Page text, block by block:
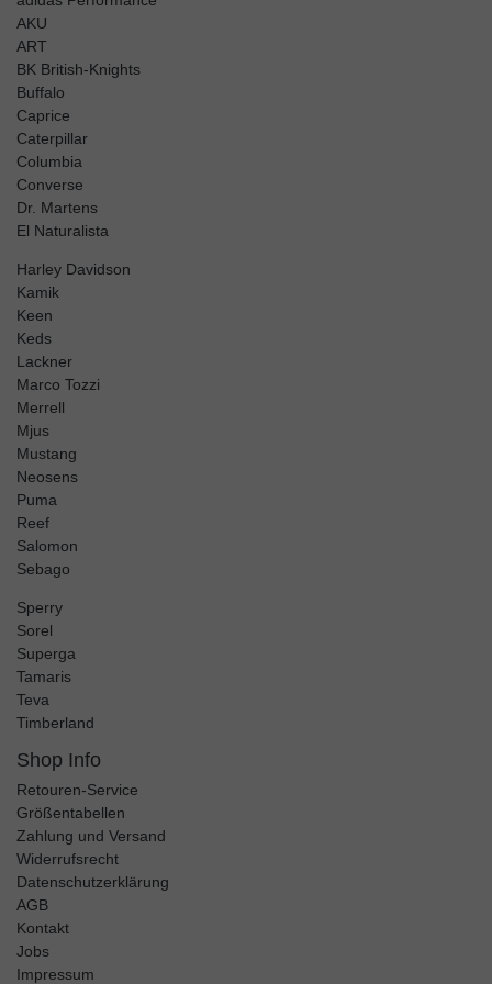
AKU
ART
BK British-Knights
Buffalo
Caprice
Caterpillar
Columbia
Converse
Dr. Martens
El Naturalista
Harley Davidson
Kamik
Keen
Keds
Lackner
Marco Tozzi
Merrell
Mjus
Mustang
Neosens
Puma
Reef
Salomon
Sebago
Sperry
Sorel
Superga
Tamaris
Teva
Timberland
Shop Info
Retouren-Service
Größentabellen
Zahlung und Versand
Widerrufsrecht
Datenschutzerklärung
AGB
Kontakt
Jobs
Impressum